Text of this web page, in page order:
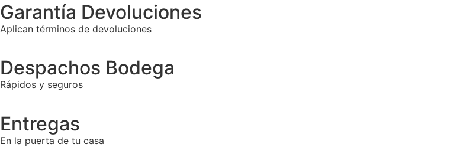
Garantía Devoluciones
Aplican términos de devoluciones
Despachos Bodega
Rápidos y seguros
Entregas
En la puerta de tu casa